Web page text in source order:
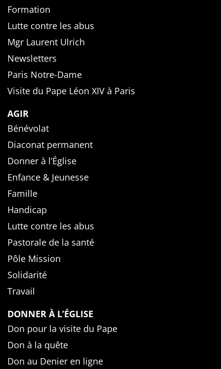
Formation
Lutte contre les abus
Mgr Laurent Ulrich
Newsletters
Paris Notre-Dame
Visite du Pape Léon XIV à Paris
AGIR
Bénévolat
Diaconat permanent
Donner à l’Église
Enfance & Jeunesse
Famille
Handicap
Lutte contre les abus
Pastorale de la santé
Pôle Mission
Solidarité
Travail
DONNER À L’ÉGLISE
Don pour la visite du Pape
Don à la quête
Don au Denier en ligne